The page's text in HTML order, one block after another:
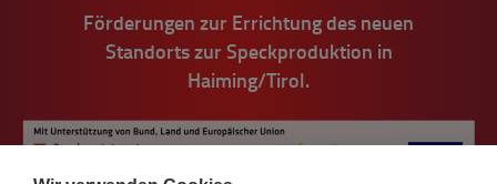
Förderungen zur Errichtung des neuen
Standorts zur Speckproduktion in
Haiming/Tirol.